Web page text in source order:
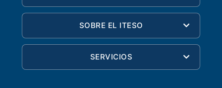
SOBRE EL ITESO
SERVICIOS